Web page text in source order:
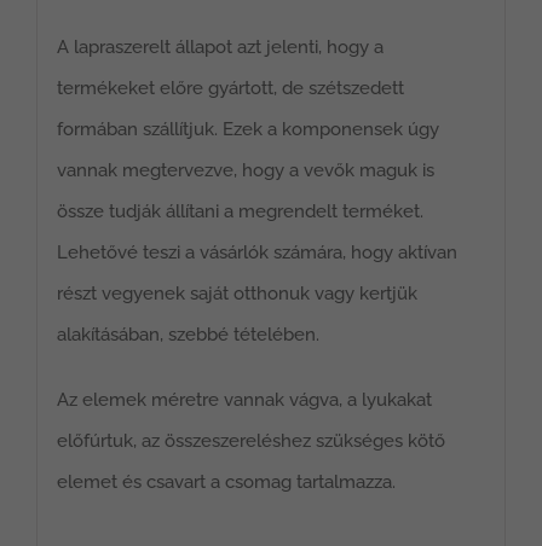
A lapraszerelt állapot azt jelenti, hogy a
termékeket előre gyártott, de szétszedett
formában szállítjuk. Ezek a komponensek úgy
vannak megtervezve, hogy a vevők maguk is
össze tudják állítani a megrendelt terméket.
Lehetővé teszi a vásárlók számára, hogy aktívan
részt vegyenek saját otthonuk vagy kertjük
alakításában, szebbé tételében.
Az elemek méretre vannak vágva, a lyukakat
előfúrtuk, az összeszereléshez szükséges kötő
elemet és csavart a csomag tartalmazza.